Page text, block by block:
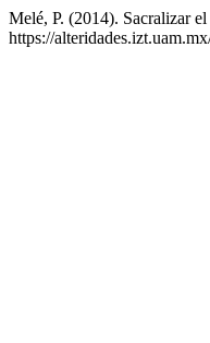
Melé, P. (2014). Sacralizar
https://